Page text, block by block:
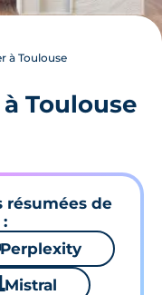
à Toulouse
Toulouse
résumées de
Perplexity
Mistral